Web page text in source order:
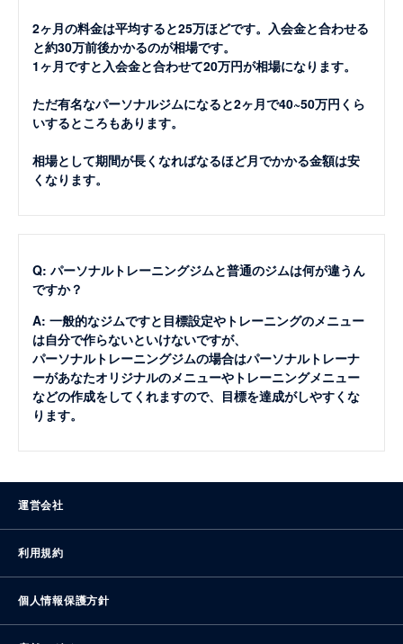
2ヶ月の料金は平均すると25万ほどです。入会金と合わせる
と約30万前後かかるのが相場です。
1ヶ月ですと入会金と合わせて20万円が相場になります。
ただ有名なパーソナルジムになると2ヶ月で40~50万円くら
いするところもあります。
相場として期間が長くなればなるほど月でかかる金額は安
くなります。
Q: パーソナルトレーニングジムと普通のジムは何が違うん
ですか？
A: 一般的なジムですと目標設定やトレーニングのメニュー
は自分で作らないといけないですが、
パーソナルトレーニングジムの場合はパーソナルトレーナ
ーがあなたオリジナルのメニューやトレーニングメニュー
などの作成をしてくれますので、目標を達成がしやすくな
ります。
運営会社
利用規約
個人情報保護方針